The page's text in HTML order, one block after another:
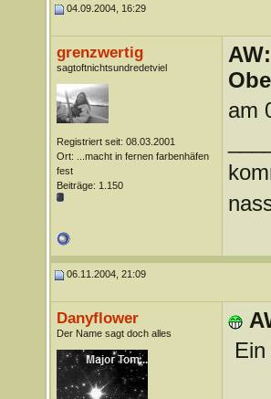
04.09.2004, 16:29
grenzwertig
sagtoftnichtsundredetviel
Registriert seit: 08.03.2001
Ort: ...macht in fernen farbenhäfen
fest
Beiträge: 1.150
am
06.11.2004, 21:09
Danyflower
Der Name sagt doch alles